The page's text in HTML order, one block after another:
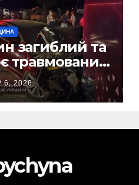
загиблий та
травмованих
ДТП на
6, 2026